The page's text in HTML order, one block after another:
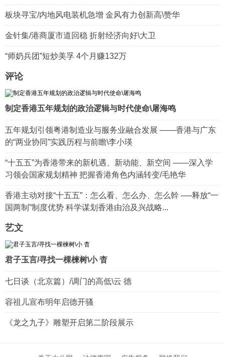
板块寻宝/内地风电装机急增 金风有力创新高\赞华
金针集/港商厦市道回稳 折射经济向好\大卫
“师奶兵团”短炒美孚 4个月赚132万
评论
制定香港五年规划的政治逻辑与时代使命\屠海鸣
五年规划引领粤港制造业与服务业融合发展 ——香港与广东
的“两业协同”实践历程与前瞻\李小瑛
“十五五”为香港带来的新机遇、新动能、新空间 ——深入学
习领会国家规划精神 把握香港角色内涵转变/毛艳华
香港主动对接“十五五”：怎么看、怎么办、怎么幹 ──释放“一
国两制”制度优势 科学谋划香港由治及兴战略...
艺文
君子玉言/寻找一棵楝树\小 杳
七日谈（北京篇）/调门的高低\云 德
容祖儿宣布明年启德开骚
《龙之九子》雕塑开启第二阶段展示